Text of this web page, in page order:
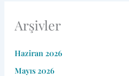
Arşivler
Haziran 2026
Mayıs 2026